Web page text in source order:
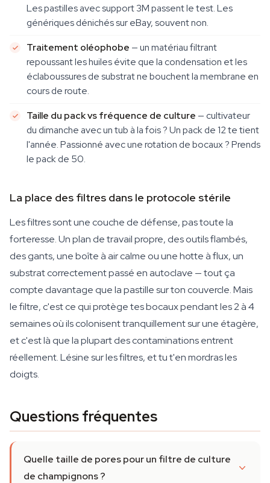
Les pastilles avec support 3M passent le test. Les
génériques dénichés sur eBay, souvent non.
Traitement oléophobe — un matériau filtrant
repoussant les huiles évite que la condensation et les
éclaboussures de substrat ne bouchent la membrane en
cours de route.
Taille du pack vs fréquence de culture — cultivateur
du dimanche avec un tub à la fois ? Un pack de 12 te tient
l'année. Passionné avec une rotation de bocaux ? Prends
le pack de 50.
La place des filtres dans le protocole stérile
Les filtres sont une couche de défense, pas toute la
forteresse. Un plan de travail propre, des outils flambés,
des gants, une boîte à air calme ou une hotte à flux, un
substrat correctement passé en autoclave — tout ça
compte davantage que la pastille sur ton couvercle. Mais
le filtre, c'est ce qui protège tes bocaux pendant les 2 à 4
semaines où ils colonisent tranquillement sur une étagère,
et c'est là que la plupart des contaminations entrent
réellement. Lésine sur les filtres, et tu t'en mordras les
doigts.
Questions fréquentes
Quelle taille de pores pour un filtre de culture
de champignons ?